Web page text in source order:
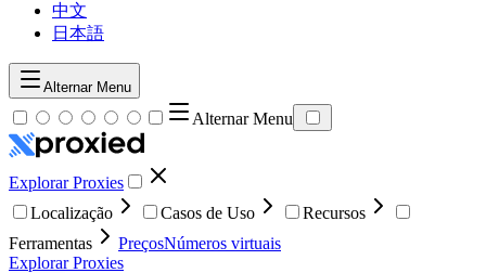
中文
日本語
Alternar Menu
Alternar Menu
Explorar Proxies
Localização
Casos de Uso
Recursos
Ferramentas
PreçosNúmeros virtuais
Explorar Proxies